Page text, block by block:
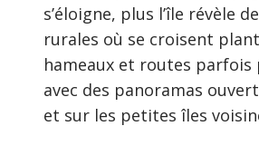
s’éloigne, plus l’île révèle
rurales où se croisent
hameaux et routes parfois
avec des panoramas
et sur les petites îles